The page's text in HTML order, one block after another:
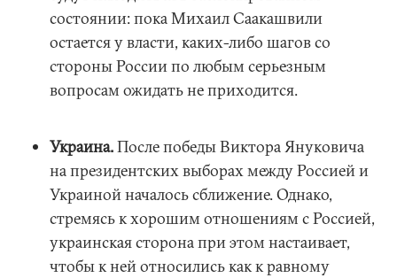
состоянии: пока Михаил Саакашвили
остается у власти, каких-либо шагов со
стороны России по любым серьезным
вопросам ожидать не приходится.
Украина.После победы Виктора Януковича
на президентских выборах между Россией и
Украиной началось сближение. Однако,
стремясь к хорошим отношениям с Россией,
украинская сторона при этом настаивает,
чтобы к ней относились как к равному